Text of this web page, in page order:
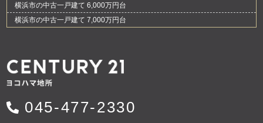
横浜市の中古一戸建て 6,000万円台
横浜市の中古一戸建て 7,000万円台
045-477-2330